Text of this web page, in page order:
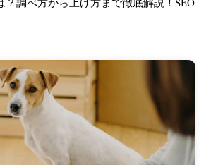
？調べ方から上げ方まで徹底解説！SEO